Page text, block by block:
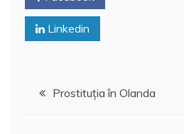
Linkedin
Navigare
Prostituția în Olanda